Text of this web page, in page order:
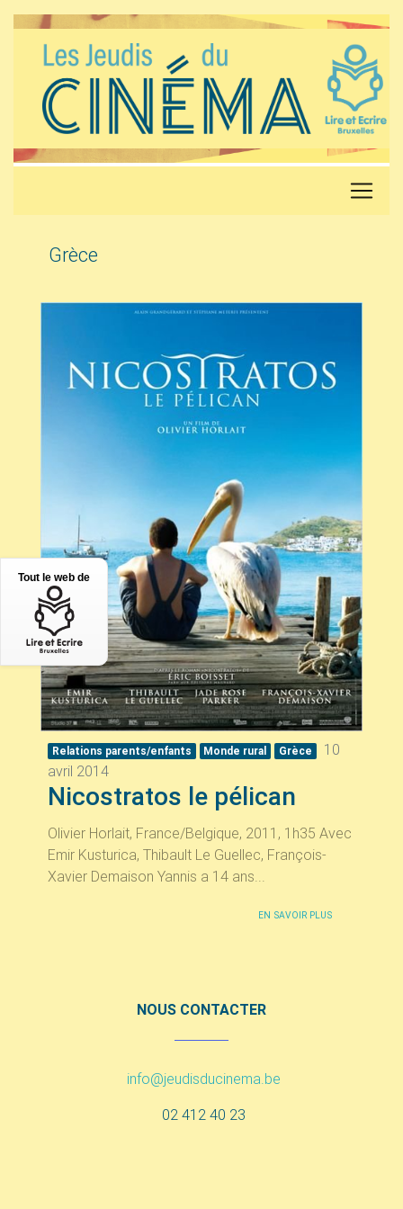
Grèce
Relations parents/enfants Monde rural Grèce
10
avril 2014
Nicostratos le pélican
Olivier Horlait, France/Belgique, 2011, 1h35 Avec
Emir Kusturica, Thibault Le Guellec, François-
Xavier Demaison Yannis a 14 ans...
EN SAVOIR PLUS
NOUS CONTACTER
info@jeudisducinema.be
02 412 40 23
Tout le web de